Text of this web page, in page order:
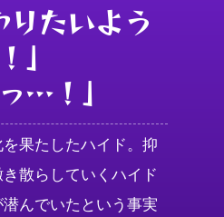
りたいよう
」
…！」
果たしたハイド。抑
散らしていくハイド
んでいたという事実